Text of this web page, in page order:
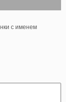
с именем